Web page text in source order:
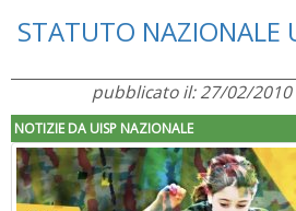
STATUTO NAZIONALE
pubblicato il: 27/02/
NOTIZIE DA UISP NAZIONALE